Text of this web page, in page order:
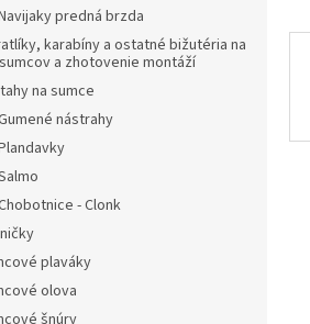
predná brzda
karabíny a ostatné bižutéria na
a zhotovenie montáží
na sumce
nástrahy
- Clonk
plaváky
olova
šnúry